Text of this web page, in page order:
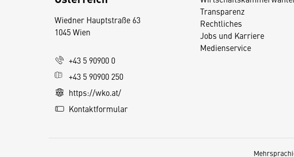
Transparenz
Rechtliches
Jobs und Karriere
Medienservice
Wiedner Hauptstraße 63
1045 Wien
+43 5 90900 0
+43 5 90900 250
https://wko.at/
Kontaktformular